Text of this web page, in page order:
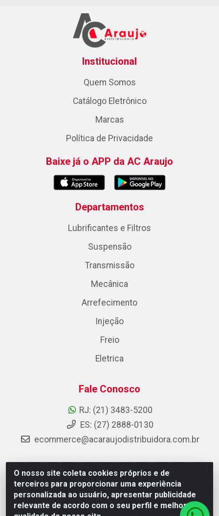
O nosso site coleta cookies próprios e de
terceiros para proporcionar uma experiência
personalizada ao usuário, apresentar publicidade
relevante de acordo com o seu perfil e melhorar a
Institucional
Quem Somos
Catálogo Eletrônico
Marcas
Política de Privacidade
Baixe já o APP da AC Araujo
Departamentos
Lubrificantes e Filtros
Suspensão
Transmissão
Mecânica
Arrefecimento
Injeção
Freio
Eletrica
Fale Conosco
RJ: (21) 3483-5200
ES: (27) 2888-0130
ecommerce@acaraujodistribuidora.com.br
AC Araujo Distribuidora - Rua Carneiro de Campos, 42 -
São Cristóvão, Rio de Janeiro/RJ - CEP 20.920-410 -
CNPJ 08.744.753/0003-85